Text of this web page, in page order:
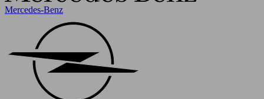
Mercedes-Benz